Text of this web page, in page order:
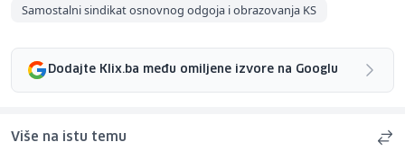
Samostalni sindikat osnovnog odgoja i obrazovanja KS
Dodajte Klix.ba među omiljene izvore na Googlu
Više na istu temu